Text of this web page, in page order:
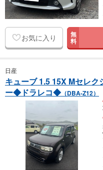
お気に入り 無
料
日産
キューブ 1.5 15X Mセレ
ー◆ドラレコ◆ （DBA-Z12）